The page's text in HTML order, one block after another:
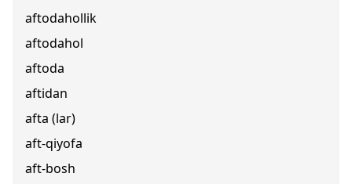
aftodahollik
aftodahol
aftoda
aftidan
afta (lar)
aft-qiyofa
aft-bosh